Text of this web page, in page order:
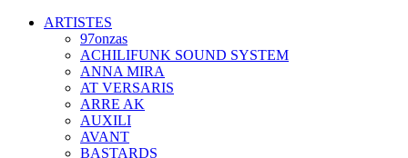
ARTISTES
97onzas
ACHILIFUNK SOUND SYSTEM
ANNA MIRA
AT VERSARIS
ARRE AK
AUXILI
AVANT
BASTARDS